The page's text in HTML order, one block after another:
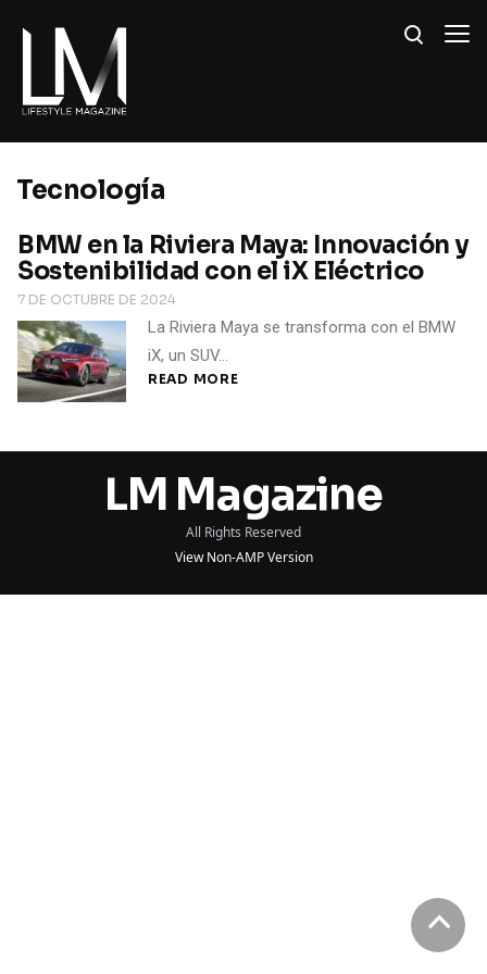
Tecnología
BMW en la Riviera Maya: Innovación y
Sostenibilidad con el iX Eléctrico
7 DE OCTUBRE DE 2024
La Riviera Maya se transforma con el BMW
iX, un SUV…
READ MORE
LM Magazine
All Rights Reserved
View Non-AMP Version